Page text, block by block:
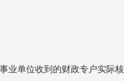
单位收到的财政专户实际核